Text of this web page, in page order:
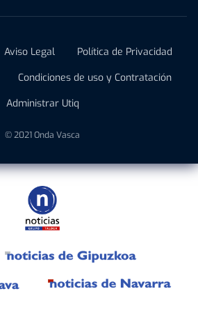
Aviso Legal
Política de Privacidad
Condiciones de uso y Contratación
Administrar Utiq
© 2021 Onda Vasca